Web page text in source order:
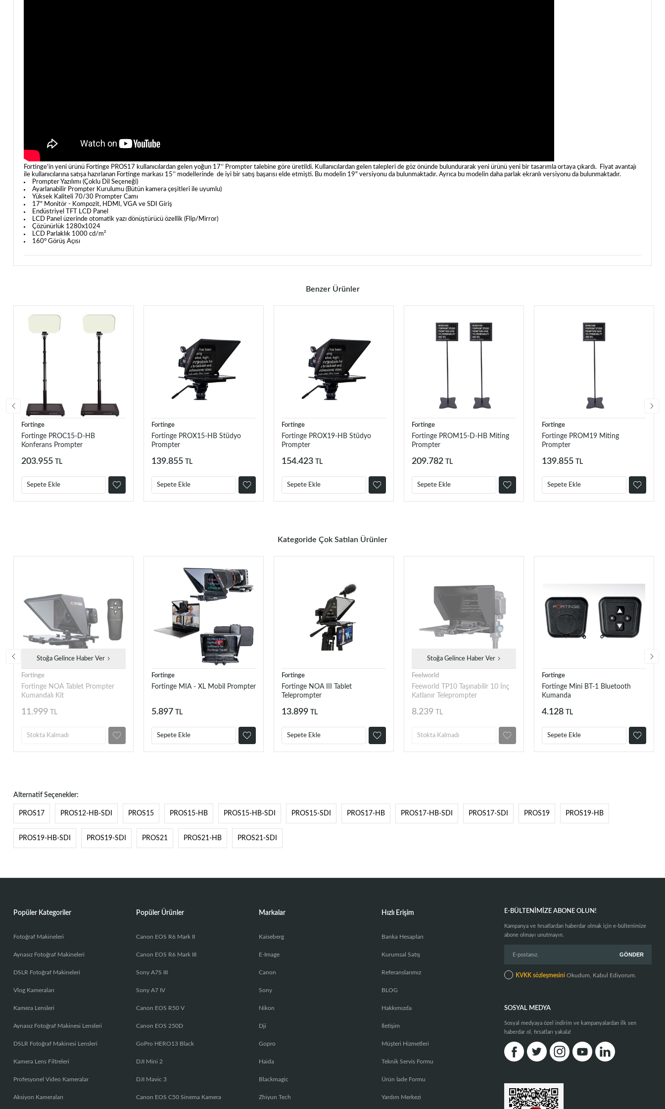
Fortinge'in yeni ürünü Fortinge PROS17 kullanıcılardan gelen yoğun 17’’ Prompter talebine göre üretildi. Kullanıcılardan gelen talepleri de göz önünde bulundurarak yeni ürünü yeni bir tasarımla ortaya çıkardı. Fiyat avantajı
ile kullanıcılarına satışa hazırlanan Fortinge markası 15’’ modellerinde de iyi bir satış başarısı elde etmişti. Bu modelin 19" versiyonu da bulunmaktadır. Ayrıca bu modelin daha parlak ekranlı versiyonu da bulunmaktadır.
Prompter Yazılımı (Çoklu Dil Seçeneği)
Ayarlanabilir Prompter Kurulumu (Bütün kamera çeşitleri ile uyumlu)
Yüksek Kaliteli 70/30 Prompter Camı
17" Monitör - Kompozit, HDMI, VGA ve SDI Giriş
Endüstriyel TFT LCD Panel
LCD Panel üzerinde otomatik yazı dönüştürücü özellik (Flip/Mirror)
Çözünürlük 1280x1024
LCD Parlaklık 1000 cd/m²
160° Görüş Açısı
Benzer Ürünler
Fortinge
Fortinge PROC15-D-HB
Konferans Prompter
203.955 TL
Sepete Ekle
Fortinge
Fortinge PROX15-HB Stüdyo
Prompter
139.855 TL
Sepete Ekle
Fortinge
Fortinge PROX19-HB Stüdyo
Prompter
154.423 TL
Sepete Ekle
Fortinge
Fortinge PROM15-D-HB Miting
Prompter
209.782 TL
Sepete Ekle
Fortinge
Fortinge PROM19 Miting
Prompter
139.855 TL
Sepete Ekle
Kategoride Çok Satılan Ürünler
Stoğa Gelince Haber Ver
Fortinge
Fortinge NOA Tablet Prompter
Kumandalı Kit
11.999 TL
Stokta Kalmadı
Fortinge
Fortinge MIA - XL Mobil Prompter
5.897 TL
Sepete Ekle
Fortinge
Fortinge NOA III Tablet
Teleprompter
13.899 TL
Sepete Ekle
Stoğa Gelince Haber Ver
Feelworld
Feeworld TP10 Taşınabilir 10 İnç
Katlanır Teleprompter
8.239 TL
Stokta Kalmadı
Fortinge
Fortinge Mini BT-1 Bluetooth
Kumanda
4.128 TL
Sepete Ekle
Alternatif Seçenekler:
PROS17 PROS12-HB-SDI PROS15 PROS15-HB PROS15-HB-SDI PROS15-SDI PROS17-HB PROS17-HB-SDI PROS17-SDI PROS19 PROS19-HB
PROS19-HB-SDI PROS19-SDI PROS21 PROS21-HB PROS21-SDI
Popüler Kategoriler
Fotoğraf Makineleri
Aynasız Fotoğraf Makineleri
DSLR Fotoğraf Makineleri
Vlog Kameraları
Kamera Lensleri
Aynasız Fotoğraf Makinesi Lensleri
DSLR Fotoğraf Makinesi Lensleri
Kamera Lens Filtreleri
Profesyonel Video Kameralar
Aksiyon Kameraları
Popüler Ürünler
Canon EOS R6 Mark II
Canon EOS R6 Mark III
Sony A7S III
Sony A7 IV
Canon EOS R50 V
Canon EOS 250D
GoPro HERO13 Black
DJI Mini 2
DJI Mavic 3
Canon EOS C50 Sinema Kamera
Markalar
Kaiseberg
E-Image
Canon
Sony
Nikon
Dji
Gopro
Haida
Blackmagic
Zhiyun Tech
Hızlı Erişim
Banka Hesapları
Kurumsal Satış
Referanslarımız
BLOG
Hakkımızda
İletişim
Müşteri Hizmetleri
Teknik Servis Formu
Ürün İade Formu
Yardım Merkezi
E-BÜLTENIMIZE ABONE OLUN!
Kampanya ve fırsatlardan haberdar olmak için e-bültenimize
abone olmayı unutmayın.
KVKK sözleşmesini Okudum, Kabul Ediyorum.
SOSYAL MEDYA
Sosyal medyaya özel indirim ve kampanyalardan ilk sen
haberdar ol, fırsatları yakala!